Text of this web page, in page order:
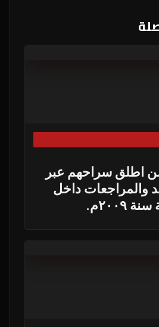
اطلق سراحهم عبر
والمراجعات داخل
٢٠٠٩م.